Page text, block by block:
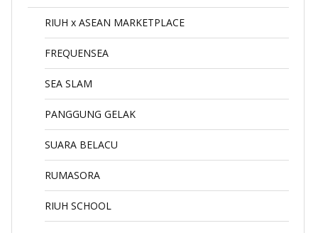
RIUH x ASEAN MARKETPLACE
FREQUENSEA
SEA SLAM
PANGGUNG GELAK
SUARA BELACU
RUMASORA
RIUH SCHOOL